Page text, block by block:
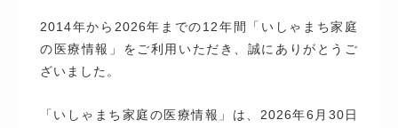
2014年から2026年までの12年間「いしゃまち家庭
の医療情報」をご利用いただき、誠にありがとうご
ざいました。
「いしゃまち家庭の医療情報」は、2026年6月30日